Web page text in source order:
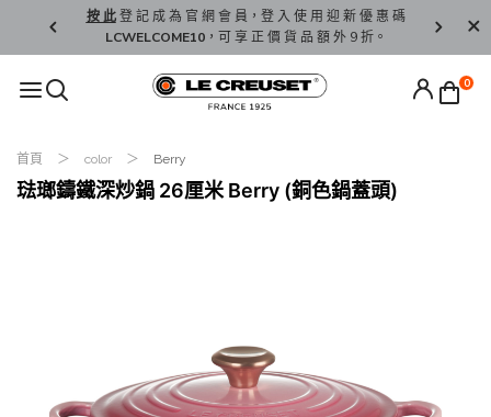
按 此登 記 成 為 官 網 會 員，登 入 使 用 迎 新 優 惠 碼
LCWELCOME10，可 享 正 價 貨 品 額 外 9 折。
香 港 / 澳
0
首頁 color Berry
琺瑯鑄鐵深炒鍋 26厘米 Berry (銅色鍋蓋頭)